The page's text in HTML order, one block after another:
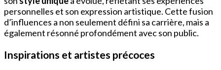
personnelles et son expression artistique. Cette fusion
d’influences a non seulement défini sa carrière, mais a
également résonné profondément avec son public.
Inspirations et artistes précoces